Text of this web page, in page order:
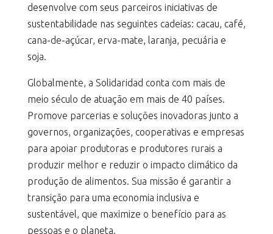
desenvolve com seus parceiros iniciativas de
sustentabilidade nas seguintes cadeias: cacau, café,
cana-de-açúcar, erva-mate, laranja, pecuária e
soja.
Globalmente, a Solidaridad conta com mais de
meio século de atuação em mais de 40 países.
Promove parcerias e soluções inovadoras junto a
governos, organizações, cooperativas e empresas
para apoiar produtoras e produtores rurais a
produzir melhor e reduzir o impacto climático da
produção de alimentos. Sua missão é garantir a
transição para uma economia inclusiva e
sustentável, que maximize o benefício para as
pessoas e o planeta.